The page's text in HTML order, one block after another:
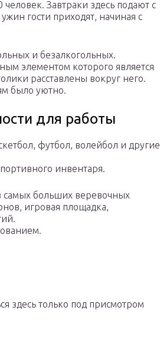
Завтраки здесь подают с
гости приходят, начиная с
и безалкогольных.
элементом которого является
расставлены вокруг него.
было уютно.
для работы
футбол, волейбол и другие
инвентаря.
самых больших веревочных
игровая площадка,
здесь только под присмотром